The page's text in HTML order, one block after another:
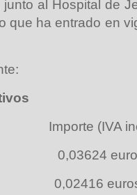
al Hospital de
que ha entrado en
(IVA
euros/
0,02416 euros/